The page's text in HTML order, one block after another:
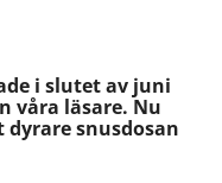
i slutet av juni
våra läsare. Nu
snusdosan